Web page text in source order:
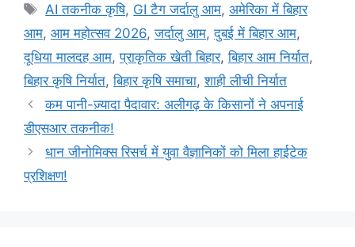
AI तकनीक कृषि, GI टैग जर्दालु आम,अमेरिका में बिहार
आम, आम महोत्सव 2026,जर्दालु आम,दुबई में बिहार आम,
दूधिया मालदह आम,प्राकृतिक खेती बिहार,बिहार आम निर्यात,
बिहार कृषि निर्यात,बिहार कृषि समाचा,शाही लीची निर्यात
कम पानी-ज़्यादा पैदावार: अलीगढ़ के किसानों ने अपनाई
डीएसआर तकनीक!
धान जीनोमिक्स रिसर्च में युवा वैज्ञानिकों को मिला हाईटेक
प्रशिक्षण!